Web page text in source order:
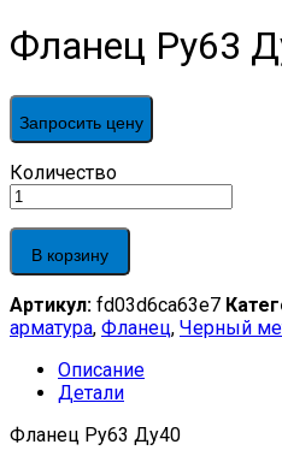
Фланец Ру63
Запросить цену
Фланец
Ру63
Ду40
quantity
Количество
В корзину
Артикул: fd03d6ca63e7
арматура, Фланец, Черный
Описание
Детали
Фланец Ру63 Ду40